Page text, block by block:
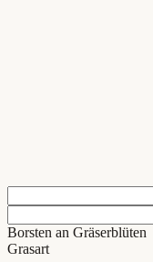
Borsten an Gräserblüten
Grasart